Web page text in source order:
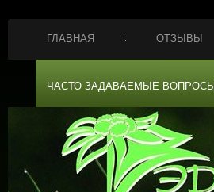
ГЛАВНАЯ ОТЗЫВЫ
ЧАСТО ЗАДАВАЕМЫЕ ВОПРОСЫ